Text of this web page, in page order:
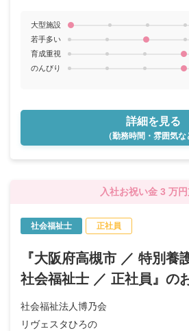
大型施設
若手多い
育成重視
のんびり
詳細を見る
（勤務時間・雰囲気な
入社お祝い金 3 万
社会福祉士 正社員
『大阪府高槻市 ／ 特別養
社会福祉士 ／ 正社員』の
社会福祉法人博乃会
リヴェスタひろの